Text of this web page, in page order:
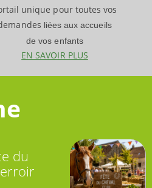
unique pour toutes vos
liées aux accueils
de vos enfants
EN SAVOIR PLUS
du